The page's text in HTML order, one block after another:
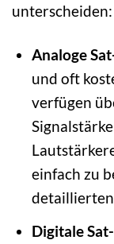
unterscheiden:
Analoge
und oft
verfügen
einfach zu
Digitale